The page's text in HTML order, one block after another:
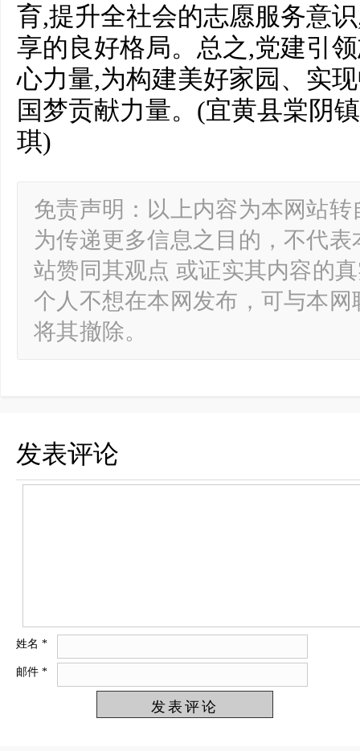
育,提升全社会的志愿服务意
享的良好格局。总之,党建引
心力量,为构建美好家园、实
国梦贡献力量。(宜黄县棠阴
琪)
免责声明：以上内容为本网站
为传递更多信息之目的，不代
站赞同其观点 或证实其内容的
个人不想在本网发布，可与本
将其撤除。
发表评论
姓名 *
邮件 *